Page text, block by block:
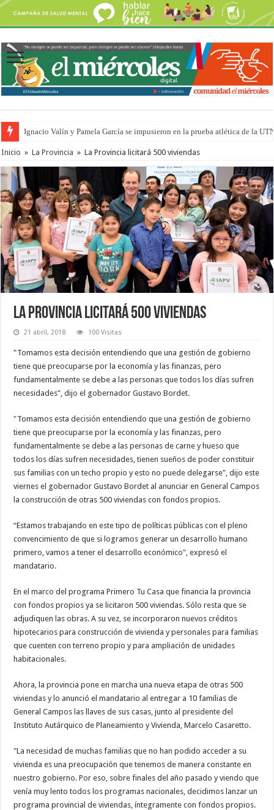
Ignacio Valín y Pamela García se impusieron en la prueba atlética de la
Inicio » La Provincia » La Provincia licitará 500 viviendas
La Provincia licitará 500 viviendas
21 abril, 2018 100 Visitas
"Tomamos esta decisión entendiendo que una gestión de gobierno
tiene que preocuparse por la economía y las finanzas, pero
fundamentalmente se debe a las personas que todos los días sufren
necesidades", dijo el gobernador Gustavo Bordet.
"Tomamos esta decisión entendiendo que una gestión de gobierno
tiene que preocuparse por la economía y las finanzas, pero
fundamentalmente se debe a las personas de carne y hueso que
todos los días sufren necesidades, tienen sueños de poder constituir
sus familias con un techo propio y esto no puede delegarse", dijo este
viernes el gobernador Gustavo Bordet al anunciar en General Campos
la construcción de otras 500 viviendas con fondos propios.
“Estamos trabajando en este tipo de políticas públicas con el pleno
convencimiento de que si logramos generar un desarrollo humano
primero, vamos a tener el desarrollo económico", expresó el
mandatario.
En el marco del programa Primero Tu Casa que financia la provincia
con fondos propios ya se licitaron 500 viviendas. Sólo resta que se
adjudiquen las obras. A su vez, se incorporaron nuevos créditos
hipotecarios para construcción de vivienda y personales para familias
que cuenten con terreno propio y para ampliación de unidades
habitacionales.
Ahora, la provincia pone en marcha una nueva etapa de otras 500
viviendas y lo anunció el mandatario al entregar a 10 familias de
General Campos las llaves de sus casas, junto al presidente del
Instituto Autárquico de Planeamiento y Vivienda, Marcelo Casaretto.
"La necesidad de muchas familias que no han podido acceder a su
vivienda es una preocupación que tenemos de manera constante en
nuestro gobierno. Por eso, sobre finales del año pasado y viendo que
venía muy lento todos los programas nacionales, decidimos lanzar un
programa provincial de viviendas, íntegramente con fondos propios.